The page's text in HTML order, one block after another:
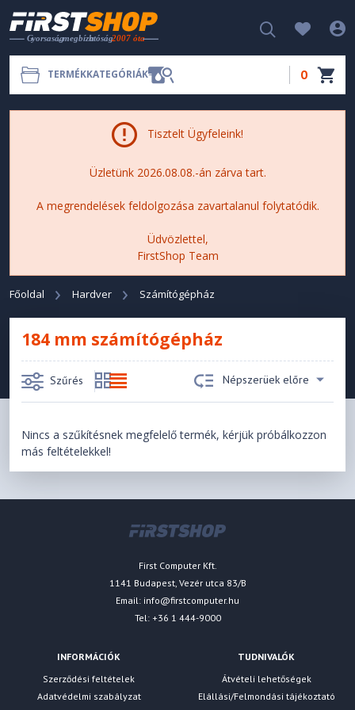
TERMÉKKATEGÓRIÁK 0
Tisztelt Ügyfeleink!
Üzletünk 2026.08.08.-án zárva tart.
A megrendelések feldolgozása zavartalanul folytatódik.
Üdvözlettel,
FirstShop Team
Főoldal Hardver Számítógépház
184 mm számítógépház
Szűrés Népszerüek előre
Nincs a szűkítésnek megfelelő termék, kérjük próbálkozzon
más feltételekkel!
First Computer Kft.
1141 Budapest, Vezér utca 83/B
Email: info@firstcomputer.hu
Tel: +36 1 444-9000
INFORMÁCIÓK
Szerződési feltételek
Adatvédelmi szabályzat
TUDNIVALÓK
Átvételi lehetőségek
Elállási/Felmondási tájékoztató